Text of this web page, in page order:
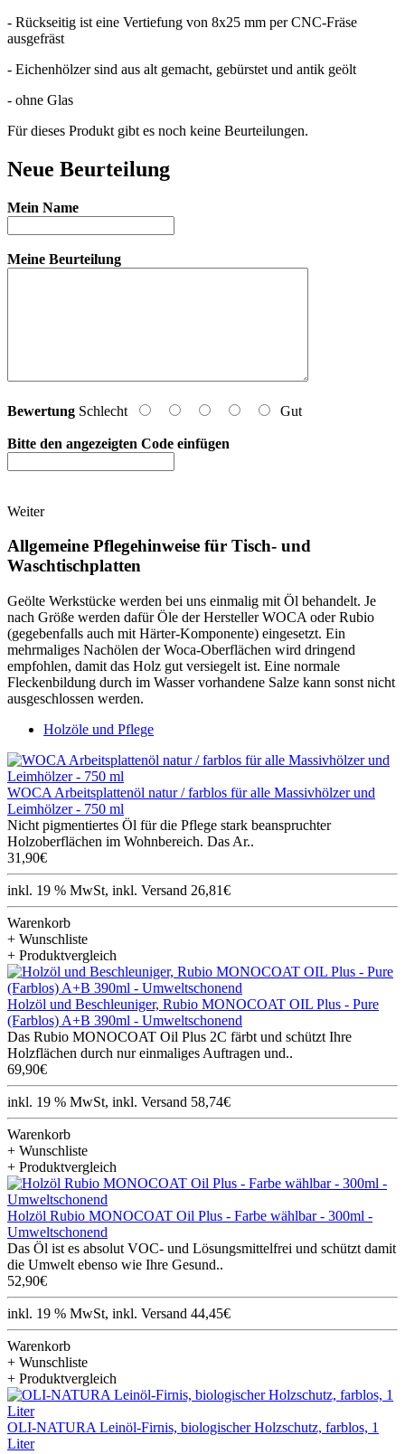
- Rückseitig ist eine Vertiefung von 8x25 mm per CNC-Fräse
ausgefräst
- Eichenhölzer sind aus alt gemacht, gebürstet und antik geölt
- ohne Glas
Für dieses Produkt gibt es noch keine Beurteilungen.
Neue Beurteilung
Mein Name
Meine Beurteilung
Bewertung Schlecht Gut
Bitte den angezeigten Code einfügen
Weiter
Allgemeine Pflegehinweise für Tisch- und
Waschtischplatten
Geölte Werkstücke werden bei uns einmalig mit Öl behandelt. Je
nach Größe werden dafür Öle der Hersteller WOCA oder Rubio
(gegebenfalls auch mit Härter-Komponente) eingesetzt. Ein
mehrmaliges Nachölen der Woca-Oberflächen wird dringend
empfohlen, damit das Holz gut versiegelt ist. Eine normale
Fleckenbildung durch im Wasser vorhandene Salze kann sonst nicht
ausgeschlossen werden.
Holzöle und Pflege
WOCA Arbeitsplattenöl natur / farblos für alle Massivhölzer und
Leimhölzer - 750 ml
Nicht pigmentiertes Öl für die Pflege stark beanspruchter
Holzoberflächen im Wohnbereich. Das Ar..
31,90€
inkl. 19 % MwSt, inkl. Versand 26,81€
Warenkorb
+ Wunschliste
+ Produktvergleich
Holzöl und Beschleuniger, Rubio MONOCOAT OIL Plus - Pure
(Farblos) A+B 390ml - Umweltschonend
Das Rubio MONOCOAT Oil Plus 2C färbt und schützt Ihre
Holzflächen durch nur einmaliges Auftragen und..
69,90€
inkl. 19 % MwSt, inkl. Versand 58,74€
Warenkorb
+ Wunschliste
+ Produktvergleich
Holzöl Rubio MONOCOAT Oil Plus - Farbe wählbar - 300ml -
Umweltschonend
Das Öl ist es absolut VOC- und Lösungsmittelfrei und schützt damit
die Umwelt ebenso wie Ihre Gesund..
52,90€
inkl. 19 % MwSt, inkl. Versand 44,45€
Warenkorb
+ Wunschliste
+ Produktvergleich
OLI-NATURA Leinöl-Firnis, biologischer Holzschutz, farblos, 1
Liter